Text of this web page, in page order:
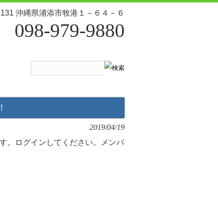
沖縄県浦添市牧港１－６４－６
098-979-9880
2019/04/19
。ログインしてください。メンバ